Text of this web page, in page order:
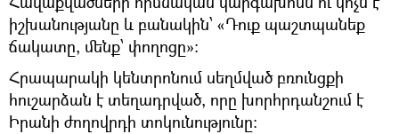
իշխանությանը և բանակին՝ «Դուք պաշտպանեք
ճակատը, մենք՝ փողոցը»։
Հրապարակի կենտրոնում սեղմված բռունցքի
հուշարձան է տեղադրված, որը խորհրդանշում է
Իրանի ժողովրդի տոկունությունը: